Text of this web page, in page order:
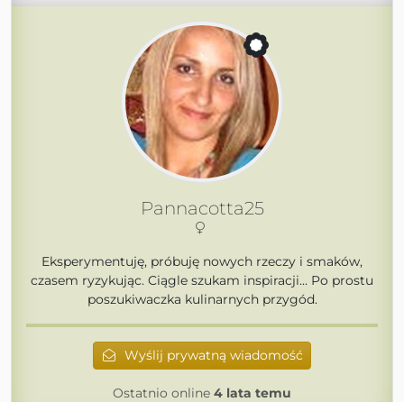
Pannacotta25
Eksperymentuję, próbuję nowych rzeczy i smaków,
czasem ryzykując. Ciągle szukam inspiracji... Po prostu
poszukiwaczka kulinarnych przygód.
Wyślij prywatną wiadomość
Ostatnio online 4 lata temu